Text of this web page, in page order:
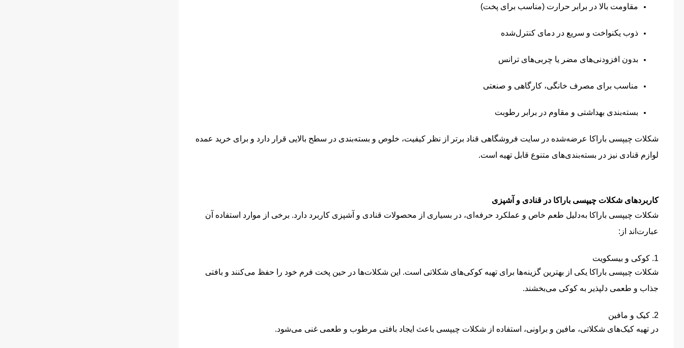
مقاومت بالا در برابر حرارت (مناسب برای پخت)
ذوب یکنواخت و سریع در دمای کنترل‌شده
بدون افزودنی‌های مضر یا چربی‌های ترانس
مناسب برای مصرف خانگی، کارگاهی و صنعتی
بسته‌بندی بهداشتی و مقاوم در برابر رطوبت
شکلات چیپسی باراکا عرضه‌شده در سایت فروشگاهی قناد برتر از نظر کیفیت، خلوص و بسته‌بندی در سطح بالایی قرار دارد و برای خرید عمده
لوازم قنادی نیز در بسته‌بندی‌های متنوع قابل تهیه است.
کاربردهای شکلات چیپسی باراکا در قنادی و آشپزی
شکلات چیپسی باراکا به‌دلیل طعم خاص و عملکرد حرفه‌ای، در بسیاری از محصولات قنادی و آشپزی کاربرد دارد. برخی از موارد استفاده آن
عبارت‌اند از:
1. کوکی و بیسکویت
شکلات چیپسی باراکا یکی از بهترین گزینه‌ها برای تهیه کوکی‌های شکلاتی است. این شکلات‌ها در حین پخت فرم خود را حفظ می‌کنند و بافتی
جذاب و طعمی دلپذیر به کوکی می‌بخشند.
2. کیک و مافین
در تهیه کیک‌های شکلاتی، مافین و براونی، استفاده از شکلات چیپسی باعث ایجاد بافتی مرطوب و طعمی غنی می‌شود.